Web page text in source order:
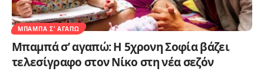
ΜΠΑΜΠΆ Σ’ ΑΓΑΠΏ
Μπαμπά σ’ αγαπώ: Η 5χρονη Σοφία βάζει
τελεσίγραφο στον Νίκο στη νέα σεζόν